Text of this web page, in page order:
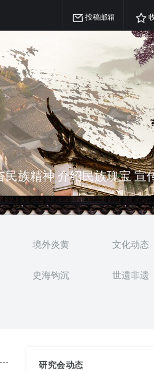
投稿邮箱
民族精神 介绍民族瑰宝 宣
台港澳侨 坚持古为今用 力
境外炎黄 文化动态
史海钩沉 世遗非遗
研究会动态